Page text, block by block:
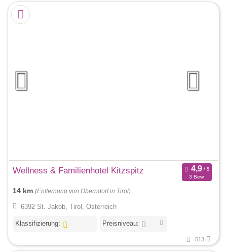
Wellness & Familienhotel Kitzspitz
3 Bew.
14 km (Entfernung von Oberndorf in Tirol)
6392 St. Jakob, Tirol, Österreich
Klassifizierung: Preisniveau:
513